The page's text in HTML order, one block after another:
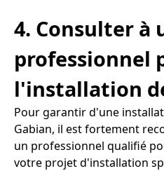
4. Consulter à
professionnel
l'installation
Pour garantir d'une
Gabian, il est fortement
un professionnel qualifié
votre projet d'installation